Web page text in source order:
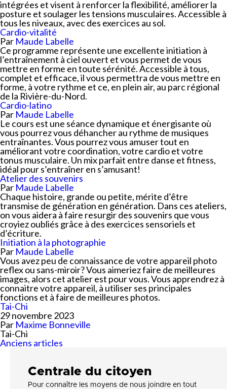
intégrées et visent à renforcer la flexibilité, améliorer la
posture et soulager les tensions musculaires. Accessible à
tous les niveaux, avec des exercices au sol.
Cardio-vitalité
Par Maude Labelle
Ce programme représente une excellente initiation à
l’entraînement à ciel ouvert et vous permet de vous
mettre en forme en toute sérénité. Accessible à tous,
complet et efficace, il vous permettra de vous mettre en
forme, à votre rythme et ce, en plein air, au parc régional
de la Rivière-du-Nord.
Cardio-latino
Par Maude Labelle
Le cours est une séance dynamique et énergisante où
vous pourrez vous déhancher au rythme de musiques
entraînantes. Vous pourrez vous amuser tout en
améliorant votre coordination, votre cardio et votre
tonus musculaire. Un mix parfait entre danse et fitness,
idéal pour s’entraîner en s’amusant!
Atelier des souvenirs
Par Maude Labelle
Chaque histoire, grande ou petite, mérite d’être
transmise de génération en génération. Dans ces ateliers,
on vous aidera à faire resurgir des souvenirs que vous
croyiez oubliés grâce à des exercices sensoriels et
d’écriture.
Initiation à la photographie
Par Maude Labelle
Vous avez peu de connaissance de votre appareil photo
reflex ou sans-miroir? Vous aimeriez faire de meilleures
images, alors cet atelier est pour vous. Vous apprendrez à
connaitre votre appareil, à utiliser ses principales
fonctions et à faire de meilleures photos.
Tai-Chi
29 novembre 2023
Par Maxime Bonneville
Tai-Chi
Navigation
Anciens articles
Centrale du citoyen
Pour connaître les moyens de nous joindre en tout